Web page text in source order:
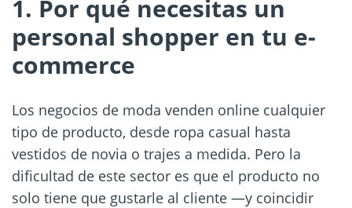
1. Por qué necesitas un
personal shopper en tu e-
commerce
Los negocios de moda venden online cualquier
tipo de producto, desde ropa casual hasta
vestidos de novia o trajes a medida. Pero la
dificultad de este sector es que el producto no
solo tiene que gustarle al cliente —y coincidir